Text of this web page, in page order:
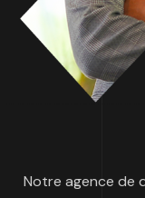
Notre agence de